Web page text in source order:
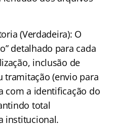
(Verdadeira): O
detalhado para cada
inclusão de
tramitação (envio para
com a identificação do
total
institucional.